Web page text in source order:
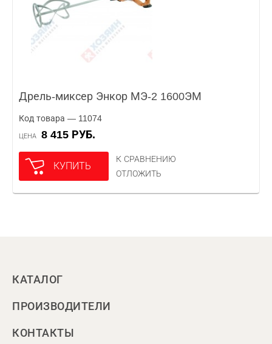
Дрель-миксер Энкор МЭ-2 1600ЭМ
Код товара — 11074
ЦЕНА 8 415 РУБ.
КУПИТЬ
К СРАВНЕНИЮ
ОТЛОЖИТЬ
КАТАЛОГ
ПРОИЗВОДИТЕЛИ
КОНТАКТЫ